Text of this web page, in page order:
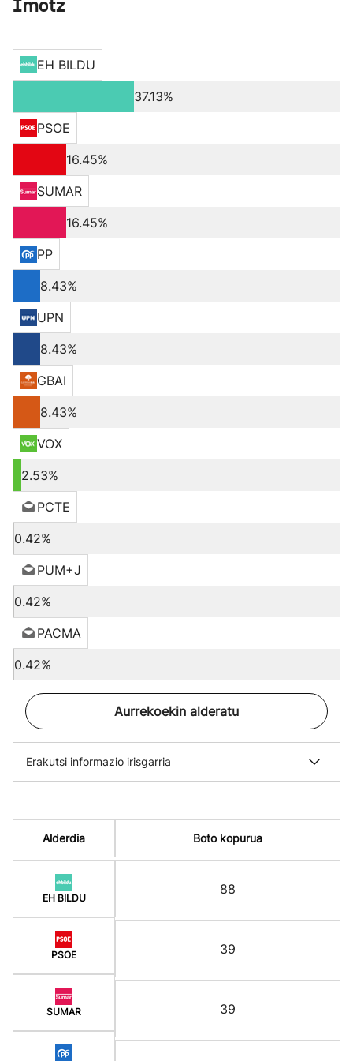
Imotz
EH BILDU
37.13%
PSOE
16.45%
SUMAR
16.45%
PP
8.43%
UPN
8.43%
GBAI
8.43%
VOX
2.53%
PCTE
0.42%
PUM+J
0.42%
PACMA
0.42%
Aurrekoekin alderatu
Erakutsi informazio irisgarria
Alderdia
EH BILDU
PSOE
SUMAR
Boto kopurua
88
39
39